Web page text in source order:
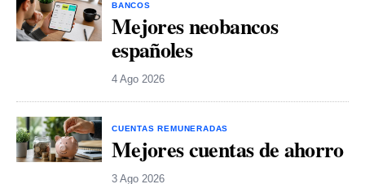
BANCOS
Mejores neobancos
españoles
4 Ago 2026
CUENTAS REMUNERADAS
Mejores cuentas de ahorro
3 Ago 2026